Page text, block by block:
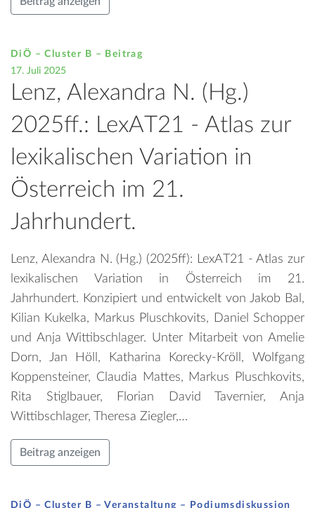
DiÖ – Cluster B – Beitrag
17. Juli 2025
Lenz, Alexandra N. (Hg.)
2025ff.: LexAT21 - Atlas zur
lexikalischen Variation in
Österreich im 21.
Jahrhundert.
Lenz, Alexandra N. (Hg.) (2025ff): LexAT21 - Atlas zur
lexikalischen Variation in Österreich im 21.
Jahrhundert. Konzipiert und entwickelt von Jakob Bal,
Kilian Kukelka, Markus Pluschkovits, Daniel Schopper
und Anja Wittibschlager. Unter Mitarbeit von Amelie
Dorn, Jan Höll, Katharina Korecky-Kröll, Wolfgang
Koppensteiner, Claudia Mattes, Markus Pluschkovits,
Rita Stiglbauer, Florian David Tavernier, Anja
Wittibschlager, Theresa Ziegler,…
Beitrag anzeigen
DiÖ – Cluster B – Veranstaltung –
Podiumsdiskussion